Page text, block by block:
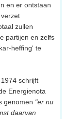
en er ontstaan
zullen
partijen en zelfs
heffing' te
schrijft
Energienota
genomen "er nu
daarvan